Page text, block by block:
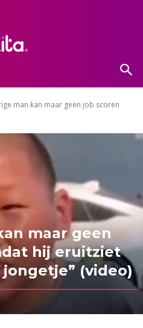
man kan maar geen job scoren
maar geen
hij eruitziet
jongetje” (video)